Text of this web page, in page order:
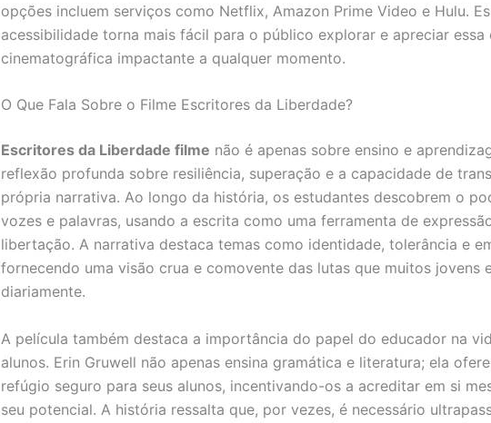
opções incluem serviços como Netflix, Amazon Prime Video e Hulu.
acessibilidade torna mais fácil para o público explorar e apreciar essa
cinematográfica impactante a qualquer momento.
O Que Fala Sobre o Filme Escritores da Liberdade?
Escritores da Liberdade filme não é apenas sobre ensino e
reflexão profunda sobre resiliência, superação e a capacidade de
própria narrativa. Ao longo da história, os estudantes descobrem o
vozes e palavras, usando a escrita como uma ferramenta de
libertação. A narrativa destaca temas como identidade, tolerância e
fornecendo uma visão crua e comovente das lutas que muitos jovens
diariamente.
A película também destaca a importância do papel do educador na
alunos. Erin Gruwell não apenas ensina gramática e literatura; ela
refúgio seguro para seus alunos, incentivando-os a acreditar em si
seu potencial. A história ressalta que, por vezes, é necessário